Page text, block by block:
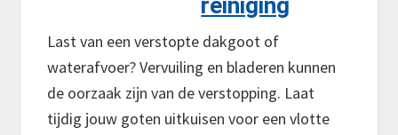
reiniging
Last van een verstopte dakgoot of
waterafvoer? Vervuiling en bladeren kunnen
de oorzaak zijn van de verstopping. Laat
tijdig jouw goten uitkuisen voor een vlotte